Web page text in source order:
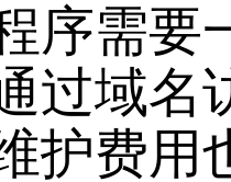
序需要
过域名
护费用